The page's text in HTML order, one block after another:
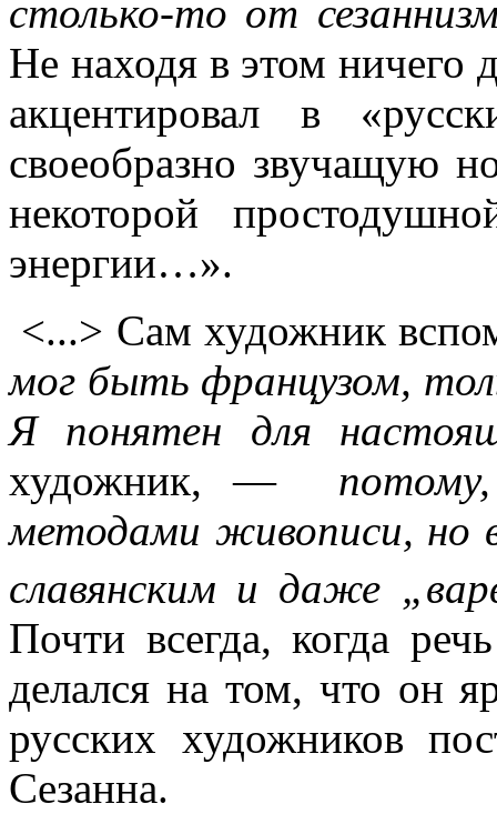
столько-то от
Не находя в этом ничего
акцентировал в
своеобразно звучащую
некоторой
энергии…».
<...> Сам художник
мог быть французом,
Я понятен для
художник, —потому,
методами живописи, но
славянским и даже
Почти всегда, когда
делался на том, что он
русских художников
Сезанна.